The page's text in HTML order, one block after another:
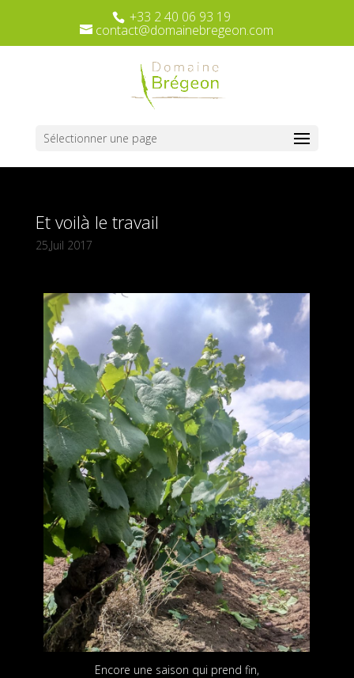
+33 2 40 06 93 19
contact@domainebregeon.com
Sélectionner une page
Et voilà le travail
25,Juil 2017
Encore une saison qui prend fin,